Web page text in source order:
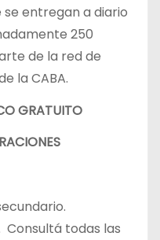
entregan a diario
250
de la red de
la CABA.
GRATUITO
Consultá todas las